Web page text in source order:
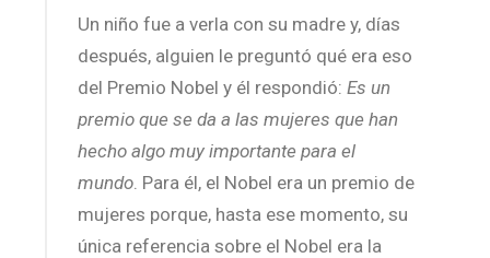
Un niño fue a verla con su madre y, días
después, alguien le preguntó qué era eso
del Premio Nobel y él respondió: Es un
premio que se da a las mujeres que han
hecho algo muy importante para el
mundo. Para él, el Nobel era un premio de
mujeres porque, hasta ese momento, su
única referencia sobre el Nobel era la